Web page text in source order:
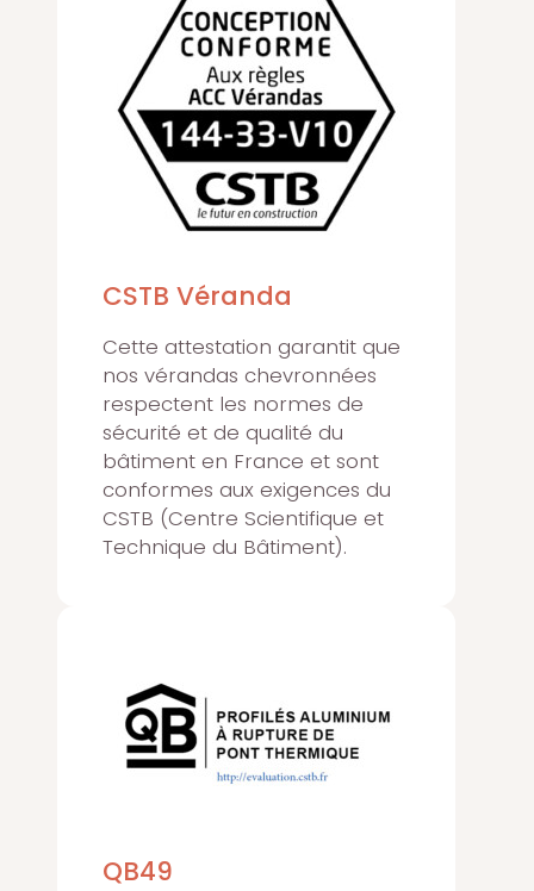
CSTB Véranda
Cette attestation garantit que
nos vérandas chevronnées
respectent les normes de
sécurité et de qualité du
bâtiment en France et sont
conformes aux exigences du
CSTB (Centre Scientifique et
Technique du Bâtiment).
QB49